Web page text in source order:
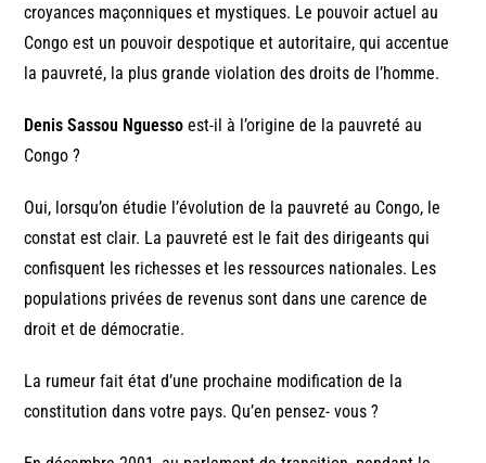
croyances maçonniques et mystiques. Le pouvoir actuel au
Congo est un pouvoir despotique et autoritaire, qui accentue
la pauvreté, la plus grande violation des droits de l’homme.
Denis Sassou Nguesso est-il à l’origine de la pauvreté au
Congo ?
Oui, lorsqu’on étudie l’évolution de la pauvreté au Congo, le
constat est clair. La pauvreté est le fait des dirigeants qui
confisquent les richesses et les ressources nationales. Les
populations privées de revenus sont dans une carence de
droit et de démocratie.
La rumeur fait état d’une prochaine modification de la
constitution dans votre pays. Qu’en pensez- vous ?